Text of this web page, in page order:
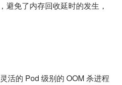
避免了内存回收延时的发生，
活的 Pod 级别的 OOM 杀进程